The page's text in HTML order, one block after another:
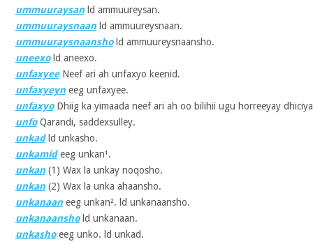
ummuuraysanld ammuureysan.
ummuuraysnaanld ammuureysnaan.
ummuuraysnaanshold ammuureysnaansho.
uneexold aneexo.
unfaxyeeNeef ari ah unfaxyo keenid.
unfaxyeyneeg unfaxyee.
unfaxyoDhiig ka yimaada neef ari ah oo bilihii ugu horreeyay
unfoQarandi, saddexsulley.
unkadld unkasho.
unkamideeg unkan¹.
unkan(1) Wax la unkay noqosho.
unkan(2) Wax la unka ahaansho.
unkanaaneeg unkan². ld unkanaansho.
unkanaanshold unkanaan.
unkashoeeg unko. ld unkad.